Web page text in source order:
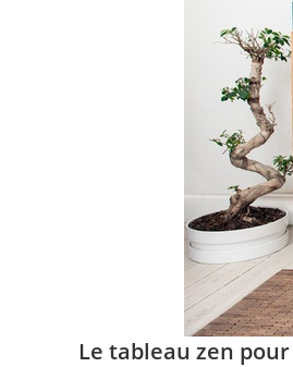
Le tableau zen